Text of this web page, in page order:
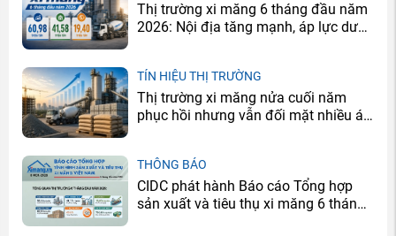
Thị trường xi măng 6 tháng đầu năm
2026: Nội địa tăng mạnh, áp lực dư
TÍN HIỆU THỊ TRƯỜNG
Thị trường xi măng nửa cuối năm
phục hồi nhưng vẫn đối mặt nhiều áp
THÔNG BÁO
CIDC phát hành Báo cáo Tổng hợp
sản xuất và tiêu thụ xi măng 6 tháng